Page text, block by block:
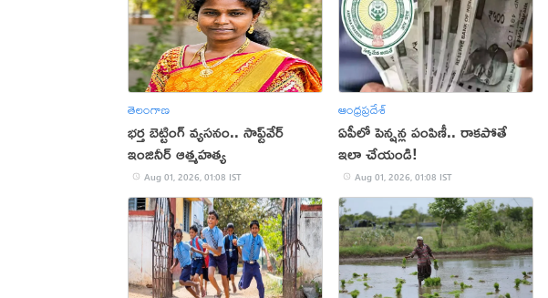
తెలంగాణ
భర్త బెట్టింగ్ వ్యసనం.. సాఫ్ట్‌వేర్
ఇంజినీర్ ఆత్మహత్య
Aug 01, 2026, 01:08 IST
ఆంధ్రప్రదేశ్
ఏపీలో పెన్షన్ల పంపిణీ.. రాకపోతే
ఇలా చేయండి!
Aug 01, 2026, 01:08 IST